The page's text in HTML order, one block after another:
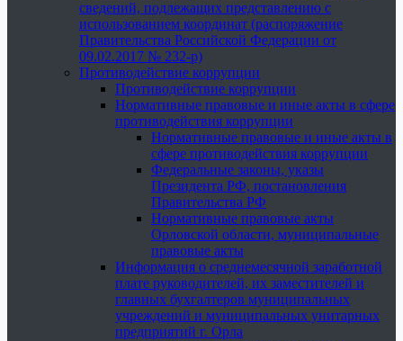
сведений, подлежащих представлению с
использованием координат (распоряжение
Правительства Российской Федерации от
09.02.2017 № 232-р)
Противодействие коррупции
Противодействие коррупции
Нормативные правовые и иные акты в сфере
противодействия коррупции
Нормативные правовые и иные акты в
сфере противодействия коррупции
Федеральные законы, указы
Президента РФ, постановления
Правительства РФ
Нормативные правовые акты
Орловской области, муниципальные
правовые акты
Информация о среднемесячной заработной
плате руководителей, их заместителей и
главных бухгалтеров муниципальных
учреждений и муниципальных унитарных
предприятий г. Орла